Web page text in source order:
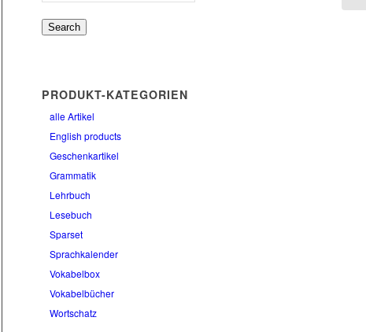
Search
PRODUKT-KATEGORIEN
alle Artikel
English products
Geschenkartikel
Grammatik
Lehrbuch
Lesebuch
Sparset
Sprachkalender
Vokabelbox
Vokabelbücher
Wortschatz